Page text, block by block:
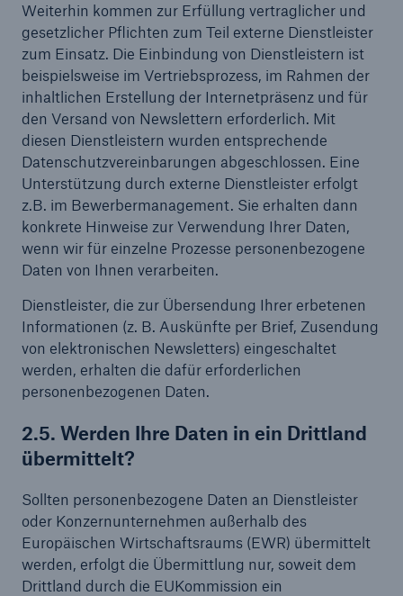
Weiterhin kommen zur Erfüllung vertraglicher und
gesetzlicher Pflichten zum Teil externe Dienstleister
zum Einsatz. Die Einbindung von Dienstleistern ist
beispielsweise im Vertriebsprozess, im Rahmen der
inhaltlichen Erstellung der Internetpräsenz und für
den Versand von Newslettern erforderlich. Mit
diesen Dienstleistern wurden entsprechende
Datenschutzvereinbarungen abgeschlossen. Eine
Unterstützung durch externe Dienstleister erfolgt
z.B. im Bewerbermanagement. Sie erhalten dann
konkrete Hinweise zur Verwendung Ihrer Daten,
wenn wir für einzelne Prozesse personenbezogene
Daten von Ihnen verarbeiten.
Dienstleister, die zur Übersendung Ihrer erbetenen
Informationen (z. B. Auskünfte per Brief, Zusendung
von elektronischen Newsletters) eingeschaltet
werden, erhalten die dafür erforderlichen
personenbezogenen Daten.
2.5. Werden Ihre Daten in ein Drittland
übermittelt?
Sollten personenbezogene Daten an Dienstleister
oder Konzernunternehmen außerhalb des
Europäischen Wirtschaftsraums (EWR) übermittelt
werden, erfolgt die Übermittlung nur, soweit dem
Drittland durch die EUKommission ein